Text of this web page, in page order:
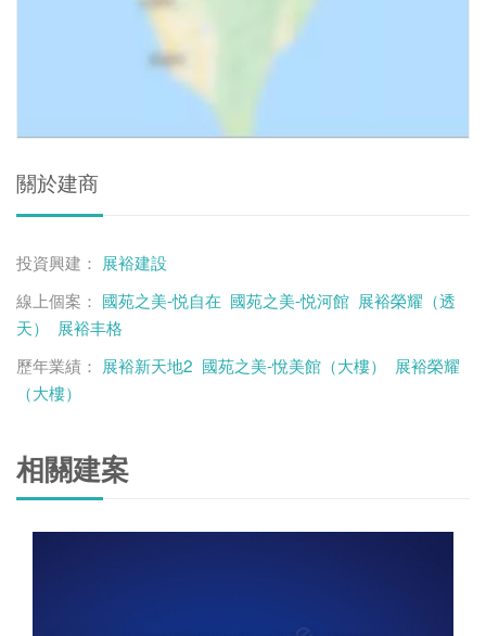
關於建商
投資興建： 展裕建設
線上個案： 國苑之美-悦自在 國苑之美-悦河館 展裕榮耀（透
天）
展裕丰格
歷年業績： 展裕新天地2 國苑之美-悅美館（大樓）
展裕榮耀
（大樓）
相關建案